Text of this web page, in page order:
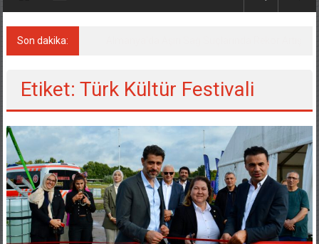
Son dakika:
Etiket: Türk Kültür Festivali